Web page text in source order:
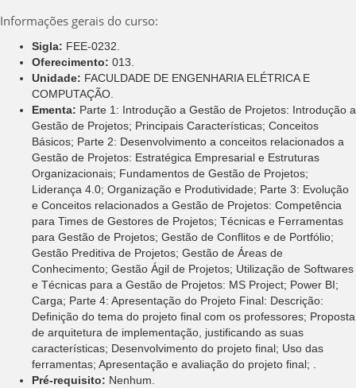
Informações gerais do curso:
Sigla: FEE-0232.
Oferecimento: 013.
Unidade: FACULDADE DE ENGENHARIA ELÉTRICA E
COMPUTAÇÃO.
Ementa: Parte 1: Introdução a Gestão de Projetos: Introdução a
Gestão de Projetos; Principais Características; Conceitos
Básicos; Parte 2: Desenvolvimento a conceitos relacionados a
Gestão de Projetos: Estratégica Empresarial e Estruturas
Organizacionais; Fundamentos de Gestão de Projetos;
Liderança 4.0; Organização e Produtividade; Parte 3: Evolução
e Conceitos relacionados a Gestão de Projetos: Competência
para Times de Gestores de Projetos; Técnicas e Ferramentas
para Gestão de Projetos; Gestão de Conflitos e de Portfólio;
Gestão Preditiva de Projetos; Gestão de Áreas de
Conhecimento; Gestão Ágil de Projetos; Utilização de Softwares
e Técnicas para a Gestão de Projetos: MS Project; Power BI;
Carga; Parte 4: Apresentação do Projeto Final: Descrição:
Definição do tema do projeto final com os professores; Proposta
de arquitetura de implementação, justificando as suas
características; Desenvolvimento do projeto final; Uso das
ferramentas; Apresentação e avaliação do projeto final; .
Pré-requisito: Nenhum.